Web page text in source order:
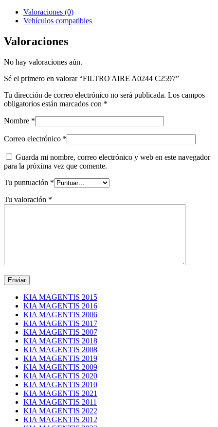
Valoraciones (0)
Vehículos compatibles
Valoraciones
No hay valoraciones aún.
Sé el primero en valorar “FILTRO AIRE A0244 C2597”
Tu dirección de correo electrónico no será publicada. Los campos
obligatorios están marcados con *
Nombre *
Correo electrónico *
Guarda mi nombre, correo electrónico y web en este navegador
para la próxima vez que comente.
Tu puntuación *
Tu valoración *
KIA MAGENTIS 2015
KIA MAGENTIS 2016
KIA MAGENTIS 2006
KIA MAGENTIS 2017
KIA MAGENTIS 2007
KIA MAGENTIS 2018
KIA MAGENTIS 2008
KIA MAGENTIS 2019
KIA MAGENTIS 2009
KIA MAGENTIS 2020
KIA MAGENTIS 2010
KIA MAGENTIS 2021
KIA MAGENTIS 2011
KIA MAGENTIS 2022
KIA MAGENTIS 2012